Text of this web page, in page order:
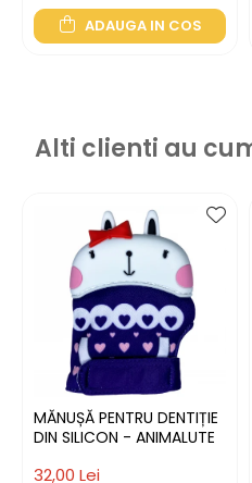
ADAUGA IN COS
Alti clienti au
MĂNUȘĂ PENTRU DENTIȚIE
DIN SILICON - ANIMALUTE
32,00 Lei